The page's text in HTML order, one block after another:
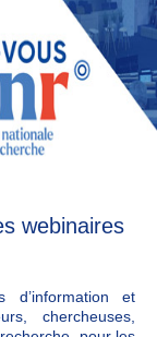
webinaires
d’information et
chercheuses,